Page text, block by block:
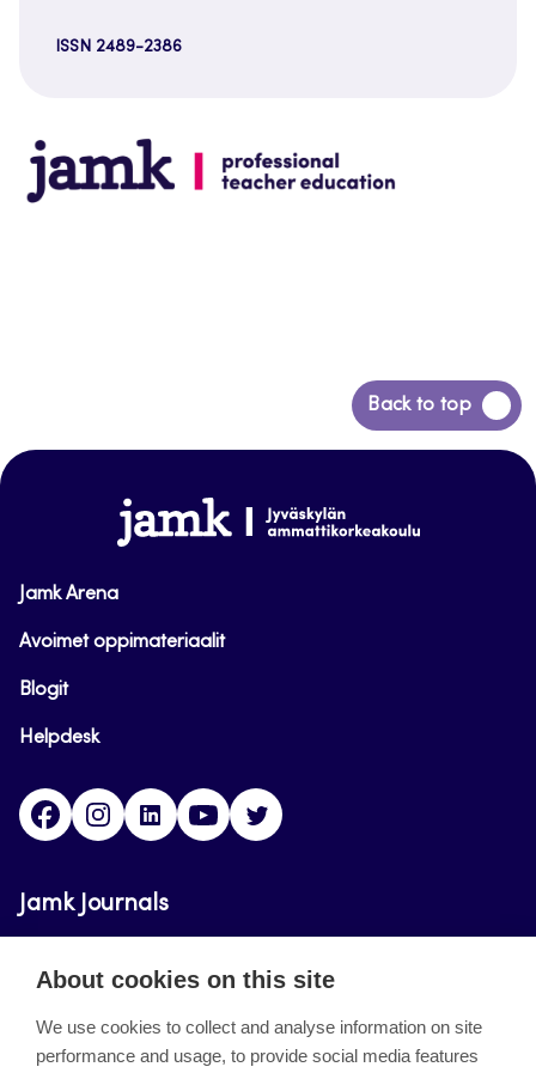
ISSN 2489-2386
Back to top
Back
to
www.jamk.fi
Jamk Arena
Avoimet oppimateriaalit
Blogit
Helpdesk
FacebookInstagram
LinkedInYoutube
Jamk Journals
Jamk Journals support teaching and research,
About the site
About cookies on this site
We use cookies to collect and analyse information on site
performance and usage, to provide social media features